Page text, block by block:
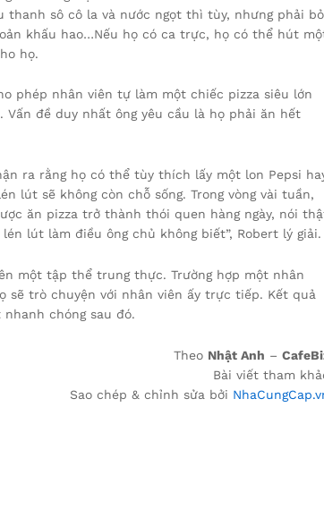
thanh sô cô la và nước ngọt thì tùy, nhưng phải bỏ
khấu hao…Nếu họ có ca trực, họ có thể hút
họ.
phép nhân viên tự làm một chiếc pizza siêu lớn
đề duy nhất ông yêu cầu là họ phải ăn hết
ra rằng họ có thể tùy thích lấy một lon Pepsi
lút sẽ không còn chỗ sống. Trong vòng vài tuần,
ăn pizza trở thành thói quen hàng ngày, nói
lút làm điều ông chủ không biết”, Robert lý giải.
một tập thể trung thực. Trường hợp một nhân
sẽ trò chuyện với nhân viên ấy trực tiếp. Kết quả
chóng sau đó.
Theo Nhật Anh –
Bài viết tham
Sao chép & chỉnh sửa bởi